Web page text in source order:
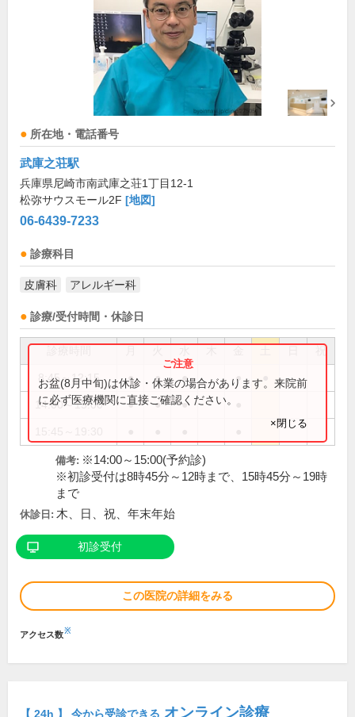
所在地・電話番号
武庫之荘駅
兵庫県尼崎市南武庫之荘1丁目12-1
松弥サウスモール2F [地図]
06-6439-7233
診療科目
皮膚科 アレルギー科
診療/受付時間・休診日
祝
8:45～12:15 ● ● ● ●
14:00～15:00 ● ● ●
お盆(8月中旬)は休診・休業の場合があります。来院前
に必ず医療機関に直接ご確認ください。
×閉じる
備考: ※14:00～15:00(予約診)
※初診受付は8時45分～12時まで、15時45分～19時
まで
休診日: 木、日、祝、年末年始
初診受付
この医院の詳細をみる
アクセス数※
【 24h 】 今から受診できる オンライン診療